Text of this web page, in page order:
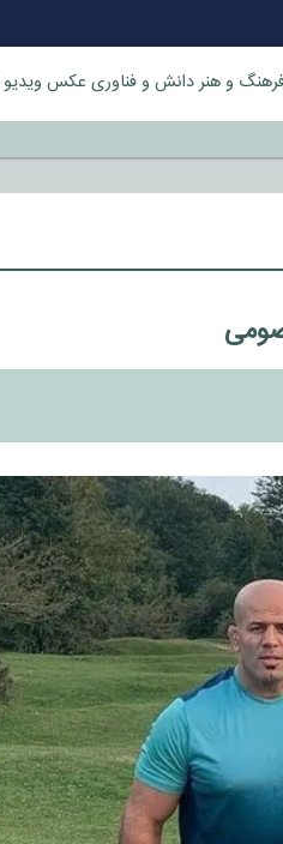
و هنردانش و فناوری عکس ویدیو